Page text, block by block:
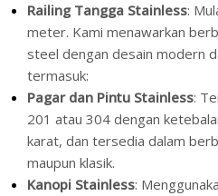
Railing Tangga Stainless:
meter. Kami menawarkan
steel dengan desain modern
termasuk:
Pagar dan Pintu Stainless:
201 atau 304 dengan
karat, dan tersedia dalam
maupun klasik.
Kanopi Stainless: